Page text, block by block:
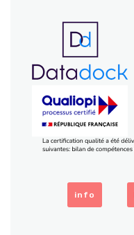
info